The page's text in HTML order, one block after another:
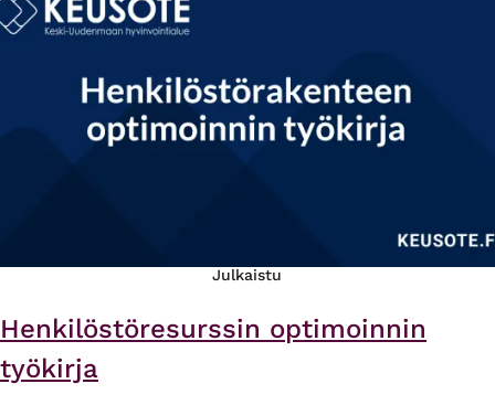
Julkaistu
Henkilöstöresurssin optimoinnin
työkirja